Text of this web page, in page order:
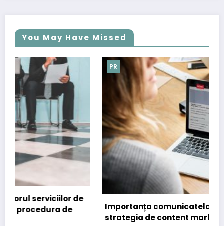
You May Have Missed
Importanța comunicatelor de presă în
strategia de content marketing